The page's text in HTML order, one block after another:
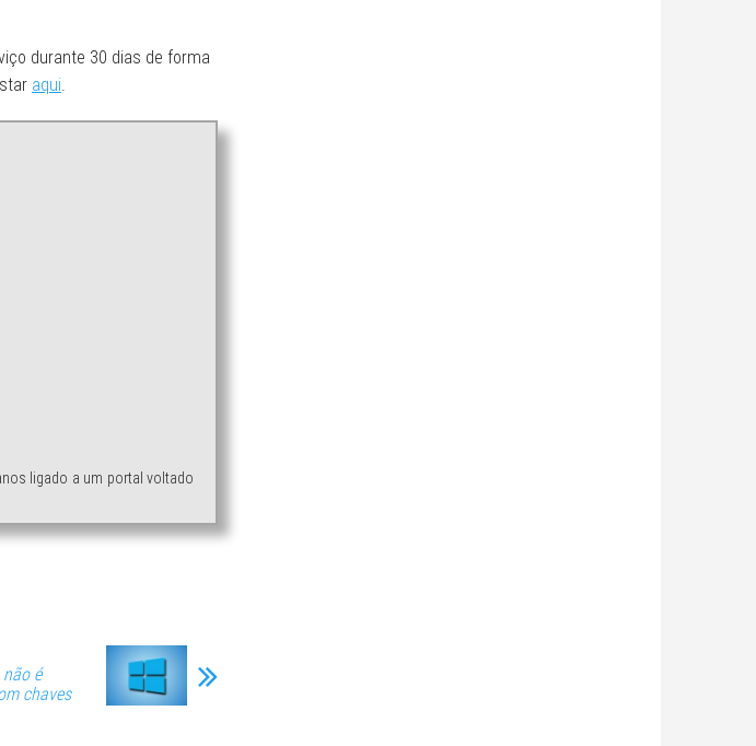
durante 30 dias de forma
aqui.
ligado a um portal voltado
é
chaves